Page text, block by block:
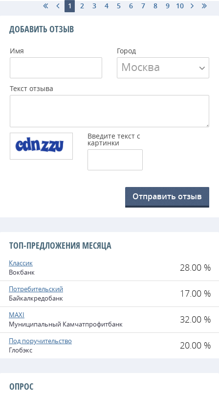
1 2 3 4 5 6 7 8 9 10
ДОБАВИТЬ ОТЗЫВ
Имя Город
Москва
Текст отзыва
Введите текст с
картинки
Отправить отзыв
ТОП-ПРЕДЛОЖЕНИЯ МЕСЯЦА
Классик
Вокбанк
28.00 %
Потребительский
Байкалкредобанк
17.00 %
MAXI
Муниципальный Камчатпрофитбанк
32.00 %
Под поручительство
Глобэкс
20.00 %
ОПРОС